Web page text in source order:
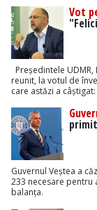
Vot
Președintele
reunit, la votul de
care astăzi a
Guvernul Veștea a
233 necesare pentru
balanța.